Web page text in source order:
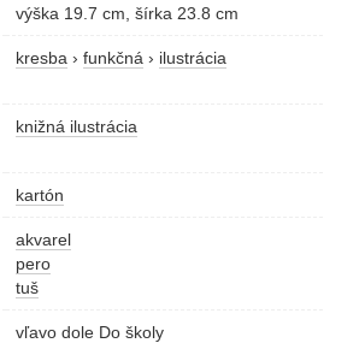
výška 19.7 cm, šírka 23.8 cm
kresba › funkčná › ilustrácia
knižná ilustrácia
kartón
akvarel
pero
tuš
vľavo dole Do školy